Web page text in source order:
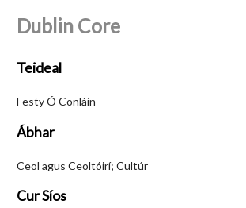
Dublin Core
Teideal
Festy Ó Conláin
Ábhar
Ceol agus Ceoltóirí; Cultúr
Cur Síos